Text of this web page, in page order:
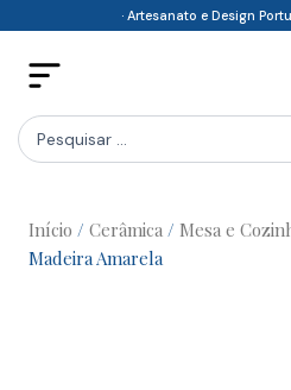
content
· Artesanato e Design
Search
...
Início / Cerâmica / Mesa e
Madeira Amarela